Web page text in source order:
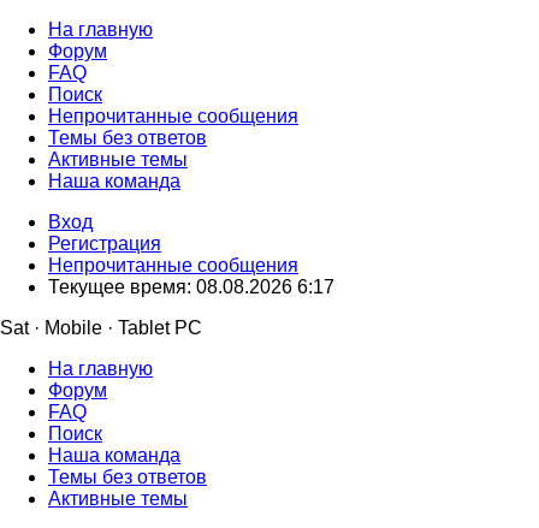
На главную
Форум
FAQ
Поиск
Непрочитанные сообщения
Темы без ответов
Активные темы
Наша команда
Вход
Регистрация
Непрочитанные сообщения
Текущее время: 08.08.2026 6:17
Sat · Mobile · Tablet PC
На главную
Форум
FAQ
Поиск
Наша команда
Темы без ответов
Активные темы